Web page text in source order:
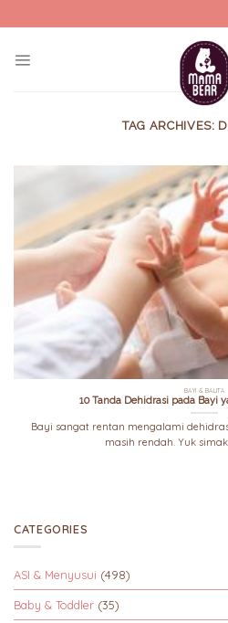
to
TAG ARCHIVES:
BAYI & BALITA
10 Tanda Dehidrasi pada Bayi
Bayi sangat rentan mengalami
masih rendah. Yuk
CATEGORIES
ASI & Menyusui (498)
Baby & Toddler (35)